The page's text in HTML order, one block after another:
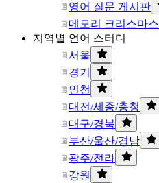
영어 질문 게시판
메모리 크리스마스
지역별 언어 스터디
서울
경기
인천
대전/세종/충청
대구/경북
부산/울산/경남
광주/전라
강원